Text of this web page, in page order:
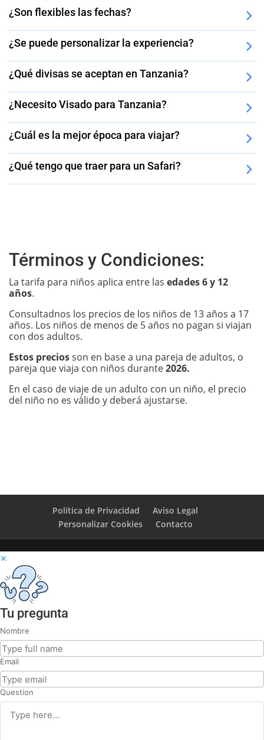
¿Son flexibles las fechas?
¿Se puede personalizar la experiencia?
¿Qué divisas se aceptan en Tanzania?
¿Necesito Visado para Tanzania?
¿Cuál es la mejor época para viajar?
¿Qué tengo que traer para un Safari?
Términos y Condiciones:
La tarifa para niños aplica entre las edades 6 y 12
años.
Consultadnos los precios de los niños de 13 años a 17
años. Los niños de menos de 5 años no pagan si viajan
con dos adultos.
Estos preciosson en base a una pareja de adultos, o
pareja que viaja con niños durante2026.
En el caso de viaje de un adulto con un niño, el precio
del niño no es válido y deberá ajustarse.
Política de Privacidad
Aviso Legal
Personalizar Cookies
Contacto
✕
Tu pregunta
Nombre
Email
Question